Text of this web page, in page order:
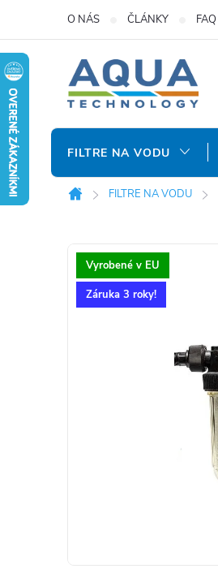
obsah
O NÁS ČLÁNKY FAQ
FILTRE NA VODU
Domov
FILTRE NA VODU
Vyrobené v EU
Záruka 3 roky!